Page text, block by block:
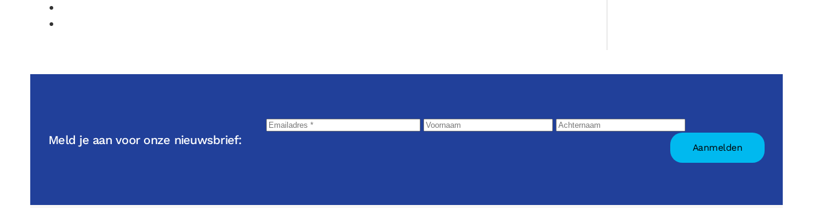
Meld je aan voor onze nieuwsbrief: